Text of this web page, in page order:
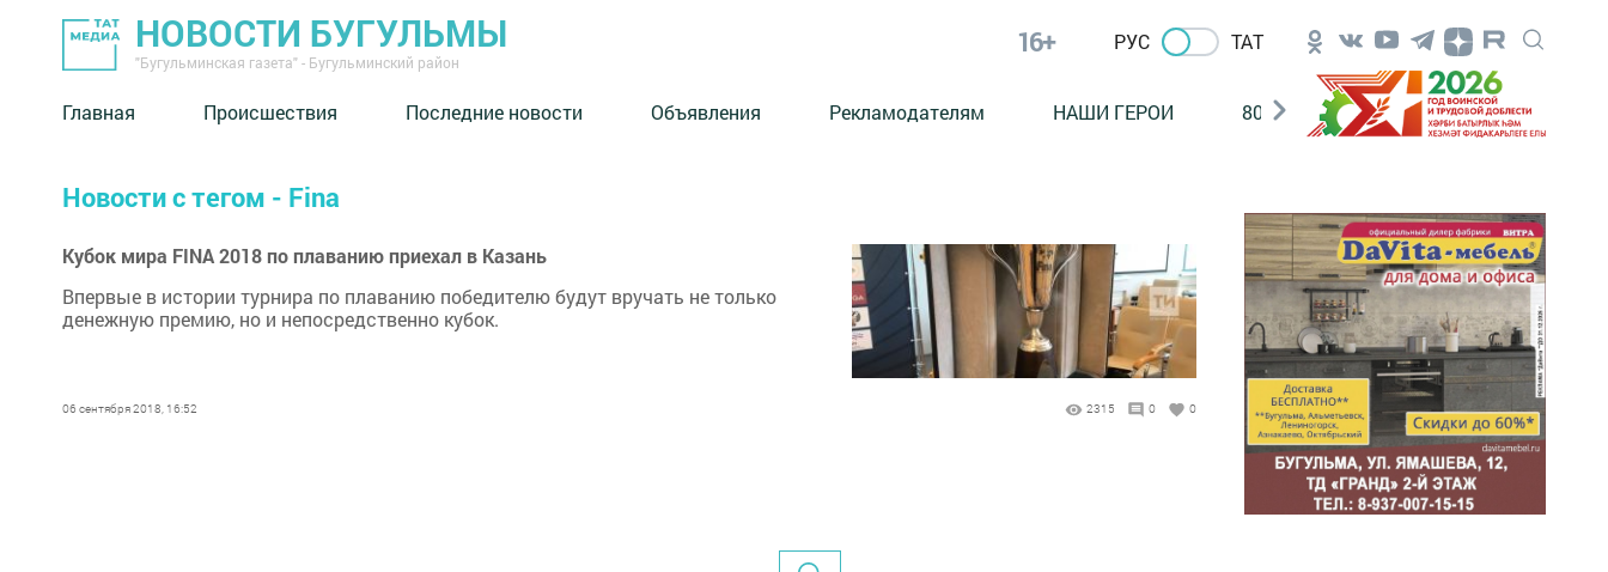
НОВОСТИ БУГУЛЬМЫ
"Бугульминская газета" - Бугульминский район
16+ РУС ТАТ
Главная Происшествия Последние новости Объявления Рекламодателям НАШИ ГЕРОИ 80 ЛЕТ ПОБЕДЫ! Финансовая
Новости с тегом - Fina
Кубок мира FINA 2018 по плаванию приехал в Казань
Впервые в истории турнира по плаванию победителю будут вручать не только
денежную премию, но и непосредственно кубок.
06 сентября 2018, 16:52 2315 0 0